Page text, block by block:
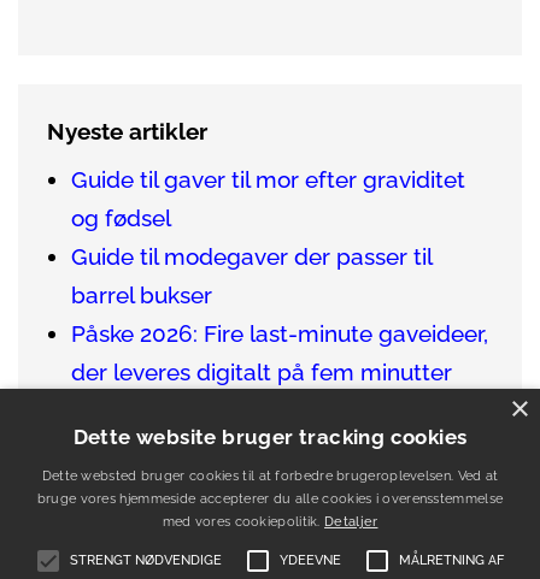
Nyeste artikler
Guide til gaver til mor efter graviditet
og fødsel
Guide til modegaver der passer til
barrel bukser
Påske 2026: Fire last-minute gaveideer,
der leveres digitalt på fem minutter
vinentusiast
Guide til gaver der passer til venner i
udlandet
Dette website bruger tracking cookies
Dette websted bruger cookies til at forbedre brugeroplevelsen. Ved at
bruge vores hjemmeside accepterer du alle cookies i overensstemmelse
med vores cookiepolitik. Detaljer
STRENGT NØDVENDIGE YDEEVNE MÅLRETNING AF
×